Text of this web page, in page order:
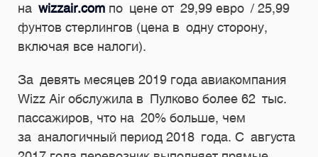
на wizzair.com по цене от 29,99 евро / 25,99
фунтов стерлингов (цена в одну сторону,
включая все налоги).
За девять месяцев 2019 года авиакомпания
Wizz Air обслужила в Пулково более 62 тыс.
пассажиров, что на 20% больше, чем
за аналогичный период 2018 года. С августа